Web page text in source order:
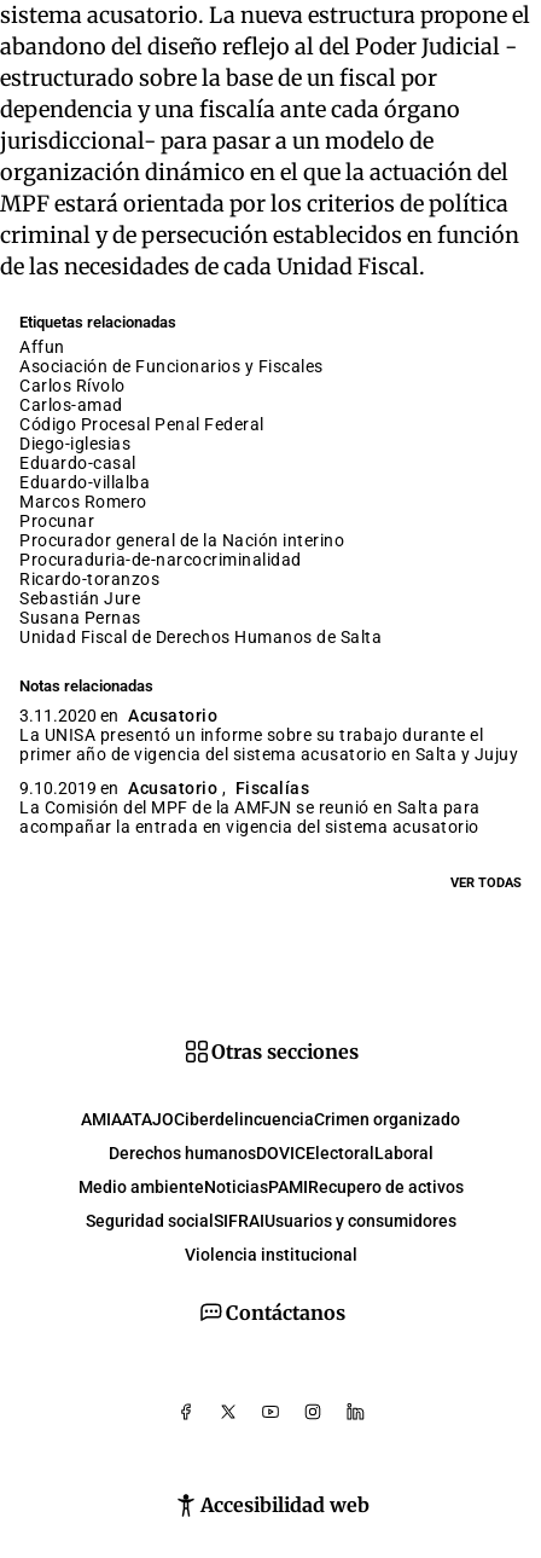
sistema acusatorio. La nueva estructura propone el
abandono del diseño reflejo al del Poder Judicial -
estructurado sobre la base de un fiscal por
dependencia y una fiscalía ante cada órgano
jurisdiccional- para pasar a un modelo de
organización dinámico en el que la actuación del
MPF estará orientada por los criterios de política
criminal y de persecución establecidos en función
de las necesidades de cada Unidad Fiscal.
Etiquetas relacionadas
affun
Asociación de Funcionarios y Fiscales
Carlos Rívolo
carlos-amad
Código Procesal Penal Federal
diego-iglesias
eduardo-casal
eduardo-villalba
Marcos Romero
procunar
procurador general de la Nación interino
procuraduria-de-narcocriminalidad
ricardo-toranzos
Sebastián Jure
Susana Pernas
Unidad Fiscal de Derechos Humanos de Salta
Notas relacionadas
3.11.2020 en Acusatorio
La UNISA presentó un informe sobre su trabajo durante el
primer año de vigencia del sistema acusatorio en Salta y Jujuy
9.10.2019 en Acusatorio , Fiscalías
La Comisión del MPF de la AMFJN se reunió en Salta para
acompañar la entrada en vigencia del sistema acusatorio
VER TODAS
Contáctanos
Accesibilidad web
Otras secciones
AMIAATAJOCiberdelincuenciaCrimen organizado
Derechos humanosDOVICElectoral Laboral
Medio ambienteNoticiasPAMIRecupero de activos
Seguridad social SIFRAIUsuarios y consumidores
Violencia institucional